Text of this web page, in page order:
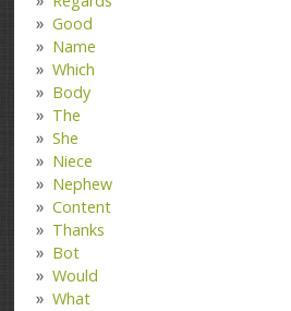
Good
Name
Which
Body
The
She
Niece
Nephew
Content
Thanks
Bot
Would
What